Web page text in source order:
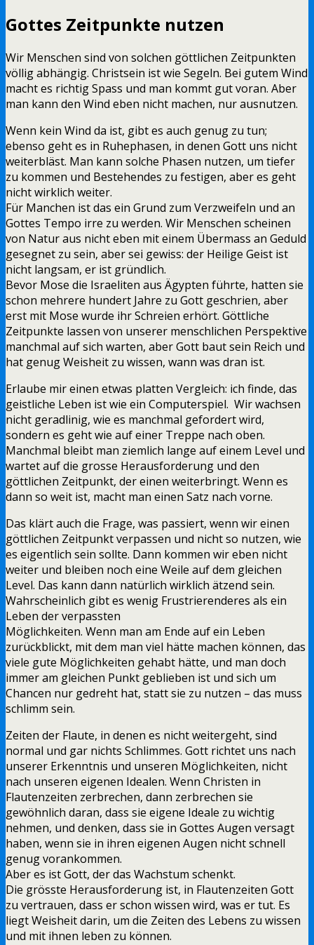
Gottes Zeitpunkte nutzen
Wir Menschen sind von solchen göttlichen Zeitpunkten
völlig abhängig. Christsein ist wie Segeln. Bei gutem Wind
macht es richtig Spass und man kommt gut voran. Aber
man kann den Wind eben nicht machen, nur ausnutzen.
Wenn kein Wind da ist, gibt es auch genug zu tun;
ebenso geht es in Ruhephasen, in denen Gott uns nicht
weiterbläst. Man kann solche Phasen nutzen, um tiefer
zu kommen und Bestehendes zu festigen, aber es geht
nicht wirklich weiter.
Für Manchen ist das ein Grund zum Verzweifeln und an
Gottes Tempo irre zu werden. Wir Menschen scheinen
von Natur aus nicht eben mit einem Übermass an Geduld
gesegnet zu sein, aber sei gewiss: der Heilige Geist ist
nicht langsam, er ist gründlich.
Bevor Mose die Israeliten aus Ägypten führte, hatten sie
schon mehrere hundert Jahre zu Gott geschrien, aber
erst mit Mose wurde ihr Schreien erhört. Göttliche
Zeitpunkte lassen von unserer menschlichen Perspektive
manchmal auf sich warten, aber Gott baut sein Reich und
hat genug Weisheit zu wissen, wann was dran ist.
Erlaube mir einen etwas platten Vergleich: ich finde, das
geistliche Leben ist wie ein Computerspiel. Wir wachsen
nicht geradlinig, wie es manchmal gefordert wird,
sondern es geht wie auf einer Treppe nach oben.
Manchmal bleibt man ziemlich lange auf einem Level und
wartet auf die grosse Herausforderung und den
göttlichen Zeitpunkt, der einen weiterbringt. Wenn es
dann so weit ist, macht man einen Satz nach vorne.
Das klärt auch die Frage, was passiert, wenn wir einen
göttlichen Zeitpunkt verpassen und nicht so nutzen, wie
es eigentlich sein sollte. Dann kommen wir eben nicht
weiter und bleiben noch eine Weile auf dem gleichen
Level. Das kann dann natürlich wirklich ätzend sein.
Wahrscheinlich gibt es wenig Frustrierenderes als ein
Leben der verpassten
Möglichkeiten. Wenn man am Ende auf ein Leben
zurückblickt, mit dem man viel hätte machen können, das
viele gute Möglichkeiten gehabt hätte, und man doch
immer am gleichen Punkt geblieben ist und sich um
Chancen nur gedreht hat, statt sie zu nutzen – das muss
schlimm sein.
Zeiten der Flaute, in denen es nicht weitergeht, sind
normal und gar nichts Schlimmes. Gott richtet uns nach
unserer Erkenntnis und unseren Möglichkeiten, nicht
nach unseren eigenen Idealen. Wenn Christen in
Flautenzeiten zerbrechen, dann zerbrechen sie
gewöhnlich daran, dass sie eigene Ideale zu wichtig
nehmen, und denken, dass sie in Gottes Augen versagt
haben, wenn sie in ihren eigenen Augen nicht schnell
genug vorankommen.
Aber es ist Gott, der das Wachstum schenkt.
Die grösste Herausforderung ist, in Flautenzeiten Gott
zu vertrauen, dass er schon wissen wird, was er tut. Es
liegt Weisheit darin, um die Zeiten des Lebens zu wissen
und mit ihnen leben zu können.